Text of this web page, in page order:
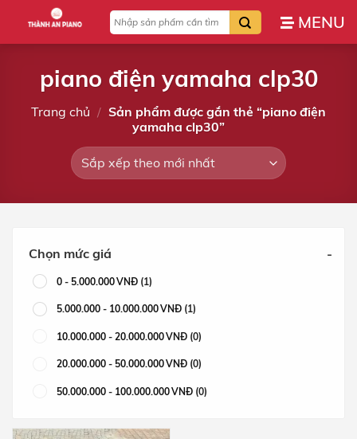
nội
Tìm
kiếm:
piano điện yamaha clp30
Trang chủ / Sản phẩm được gắn thẻ “piano điện
yamaha clp30”
Chọn mức giá -
0 - 5.000.000VNĐ (1)
5.000.000 - 10.000.000VNĐ (1)
10.000.000 - 20.000.000VNĐ (0)
20.000.000 - 50.000.000VNĐ (0)
50.000.000 - 100.000.000VNĐ (0)